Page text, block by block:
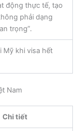
động thực tế, tạo
phải dạng
trọng”.
Mỹ khi visa hết
Nam
Chi tiết